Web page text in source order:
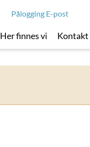
Pålogging E-post
Her finnes vi Kontakt